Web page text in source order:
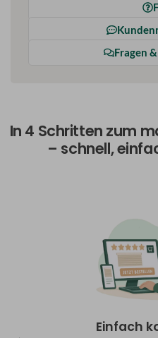
Fragen
In 4 Schritten zum
– schnell,
Einfach